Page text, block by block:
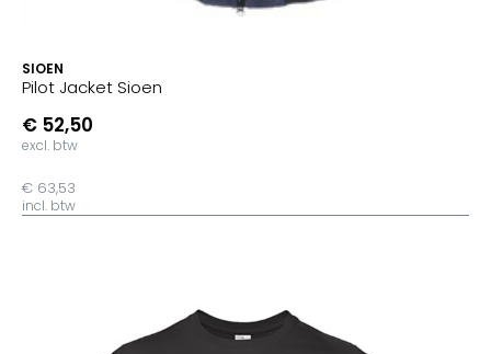
SIOEN
Pilot Jacket Sioen
€ 52,50
excl. btw
€ 63,53
incl. btw